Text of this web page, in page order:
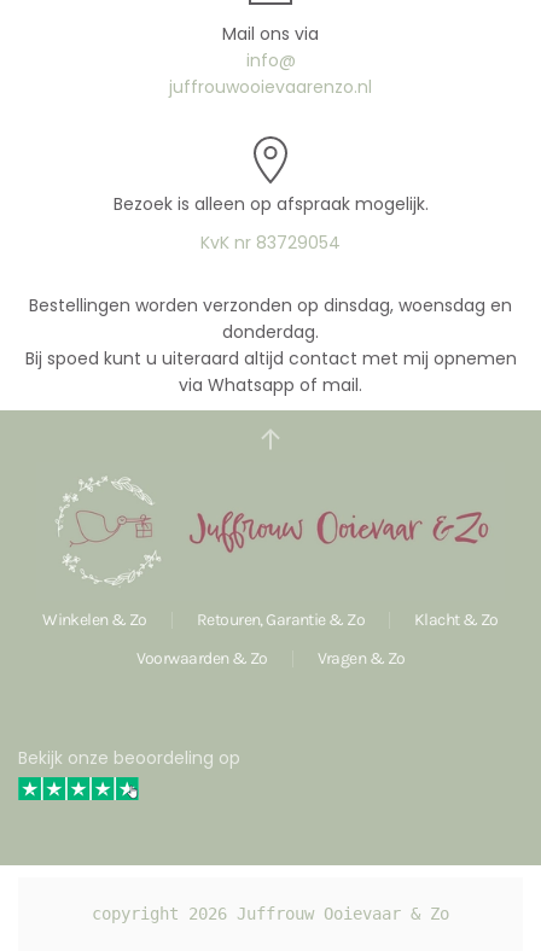
Mail ons via
info@
juffrouwooievaarenzo.nl
Bezoek is alleen op afspraak mogelijk.
KvK nr 83729054
Bestellingen worden verzonden op dinsdag, woensdag en
donderdag.
Bij spoed kunt u uiteraard altijd contact met mij opnemen
via Whatsapp of mail.
Winkelen & Zo Retouren, Garantie & Zo
Klacht & Zo
Voorwaarden & Zo
Vragen & Zo
Bekijk onze beoordeling op
copyright 2026 Juffrouw Ooievaar & Zo